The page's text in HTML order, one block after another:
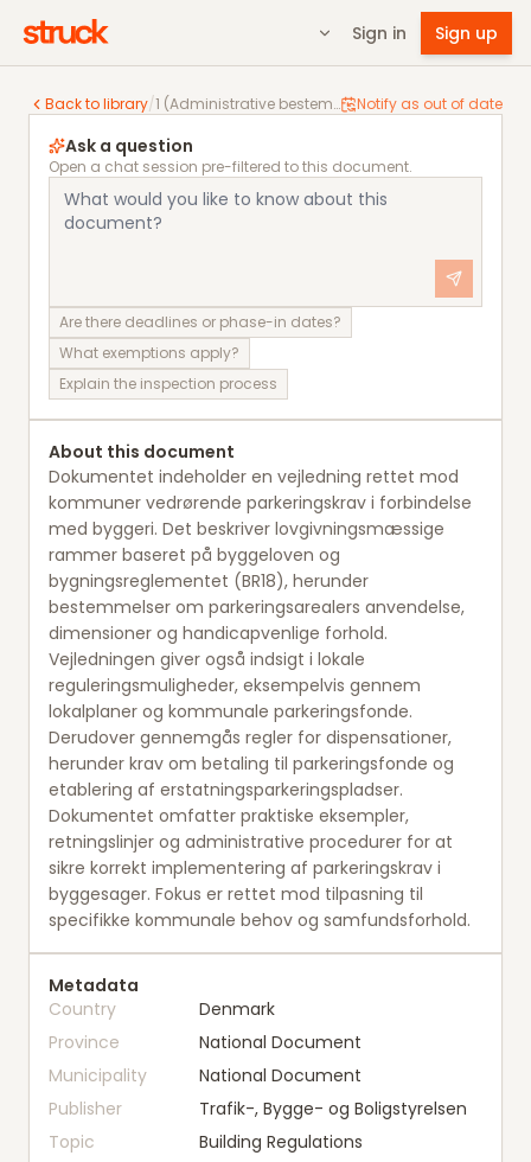
Sign in Sign up
Back to library/ 1 (Administrative bestemmelser) Vejledning til kommunerne om krav til parkering i forbindelse med byggeri Notify as out of date
1 (Administrative bestemmelser) Vejledning til
Ask a question
Open a chat session pre-filtered to this document.
Are there deadlines or phase-in dates?
What exemptions apply?
Explain the inspection process
About this document
Dokumentet indeholder en vejledning rettet mod
kommuner vedrørende parkeringskrav i forbindelse
med byggeri. Det beskriver lovgivningsmæssige
rammer baseret på byggeloven og
bygningsreglementet (BR18), herunder
bestemmelser om parkeringsarealers anvendelse,
dimensioner og handicapvenlige forhold.
Vejledningen giver også indsigt i lokale
reguleringsmuligheder, eksempelvis gennem
lokalplaner og kommunale parkeringsfonde.
Derudover gennemgås regler for dispensationer,
herunder krav om betaling til parkeringsfonde og
etablering af erstatningsparkeringspladser.
Dokumentet omfatter praktiske eksempler,
retningslinjer og administrative procedurer for at
sikre korrekt implementering af parkeringskrav i
byggesager. Fokus er rettet mod tilpasning til
specifikke kommunale behov og samfundsforhold.
Metadata
Country
Denmark
Province
National Document
Municipality
National Document
Publisher
Trafik-, Bygge- og Boligstyrelsen
Topic
Building Regulations